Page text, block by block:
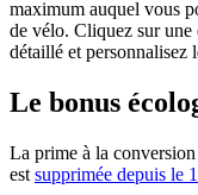
maximum auquel vous
de vélo. Cliquez sur une
détaillé et personnalisez
Le bonus
La prime à la
est supprimée depuis le